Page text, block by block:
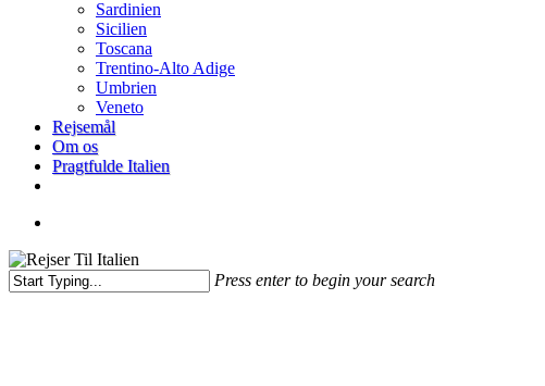
Sardinien
Sicilien
Toscana
Trentino-Alto Adige
Umbrien
Veneto
Rejsemål
Om os
Pragtfulde Italien
Press enter to begin your search